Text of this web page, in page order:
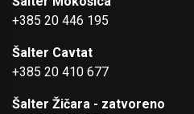
+385 20 446 195
Šalter Cavtat
+385 20 410 677
Šalter Žičara - zatvoreno